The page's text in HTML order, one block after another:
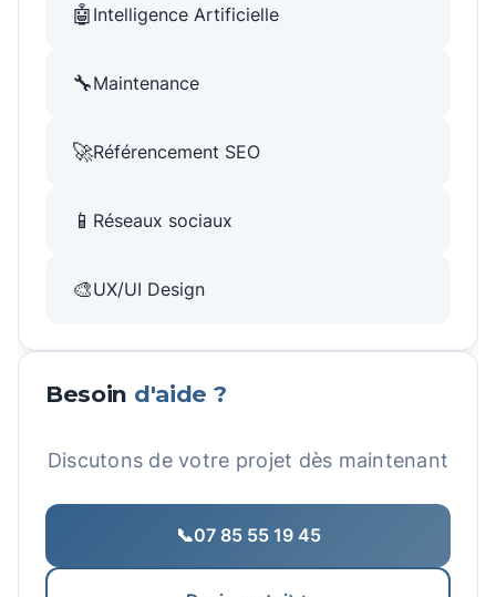
🤖 Intelligence Artificielle
🔧Maintenance
🚀Référencement SEO
📱 Réseaux sociaux
🎨UX/UI Design
Besoin d'aide ?
Discutons de votre projet dès maintenant
📞07 85 55 19 45